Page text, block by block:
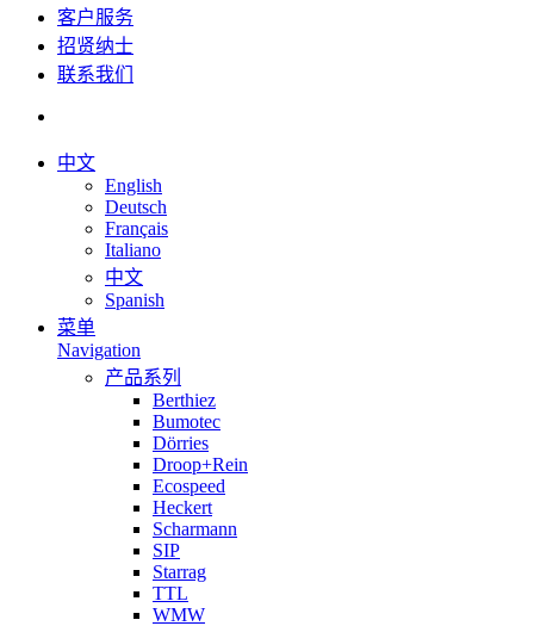
客户服务
招贤纳士
联系我们
中文
English
Deutsch
Français
Italiano
中文
Spanish
菜单
Navigation
产品系列
Berthiez
Bumotec
Dörries
Droop+Rein
Ecospeed
Heckert
Scharmann
SIP
Starrag
TTL
WMW